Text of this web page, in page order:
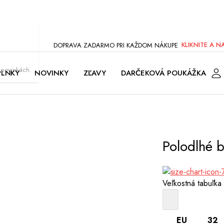
DOPRAVA ZADARMO PRI KAŽDOM NÁKUPE KLIKNITE A
NOVINKY ZĽAVY DARČEKOVÁ POUKÁŽKA
Polodlhé
Veľkostná tabuľka
EU 32